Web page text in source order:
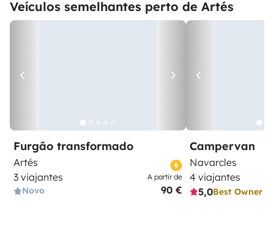
Veículos semelhantes perto de Artés
Furgão transformado
Artés
3 viajantes
Novo
A partir de
90 €
Campervan
Navarcles
4 viajantes
5,0Best Owner